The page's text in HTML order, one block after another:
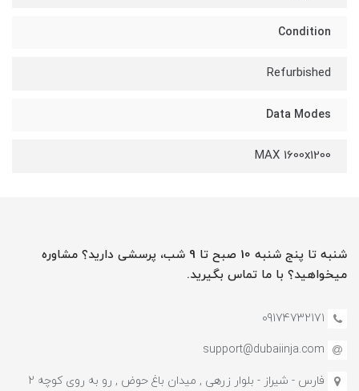
Condition
Refurbished
Data Modes
MAX 1600x1200
شنبه تا پنج شنبه 10 صبح تا 9 شب، پرسشی دارید؟ مشاوره
میخواهید؟ با ما تماس بگیرید.
09174732171
support@dubaiinja.com
فارس - شیراز - بلوار زرهی , میدان باغ حوض , رو به روی کوچه 2